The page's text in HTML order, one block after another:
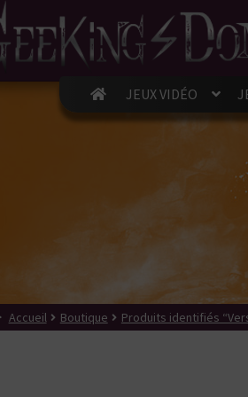
JEUX VIDÉO
Accueil Boutique Produits identifiés